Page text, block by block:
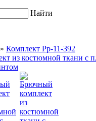
Найти
» Комплект Pp-11-392